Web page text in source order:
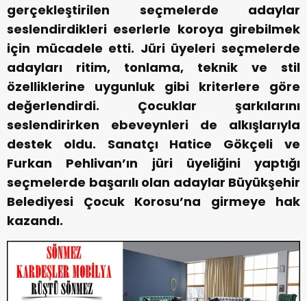
gerçekleştirilen seçmelerde adaylar
seslendirdikleri eserlerle koroya girebilmek
için mücadele etti. Jüri üyeleri seçmelerde
adayları ritim, tonlama, teknik ve stil
özelliklerine uygunluk gibi kriterlere göre
değerlendirdi. Çocuklar şarkılarını
seslendirirken ebeveynleri de alkışlarıyla
destek oldu. Sanatçı Hatice Gökçeli ve
Furkan Pehlivan’ın jüri üyeliğini yaptığı
seçmelerde başarılı olan adaylar Büyükşehir
Belediyesi Çocuk Korosu’na girmeye hak
kazandı.